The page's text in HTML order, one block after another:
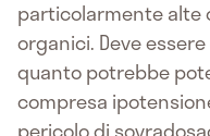
particolarmente alte
organici. Deve
quanto potrebbe
compresa